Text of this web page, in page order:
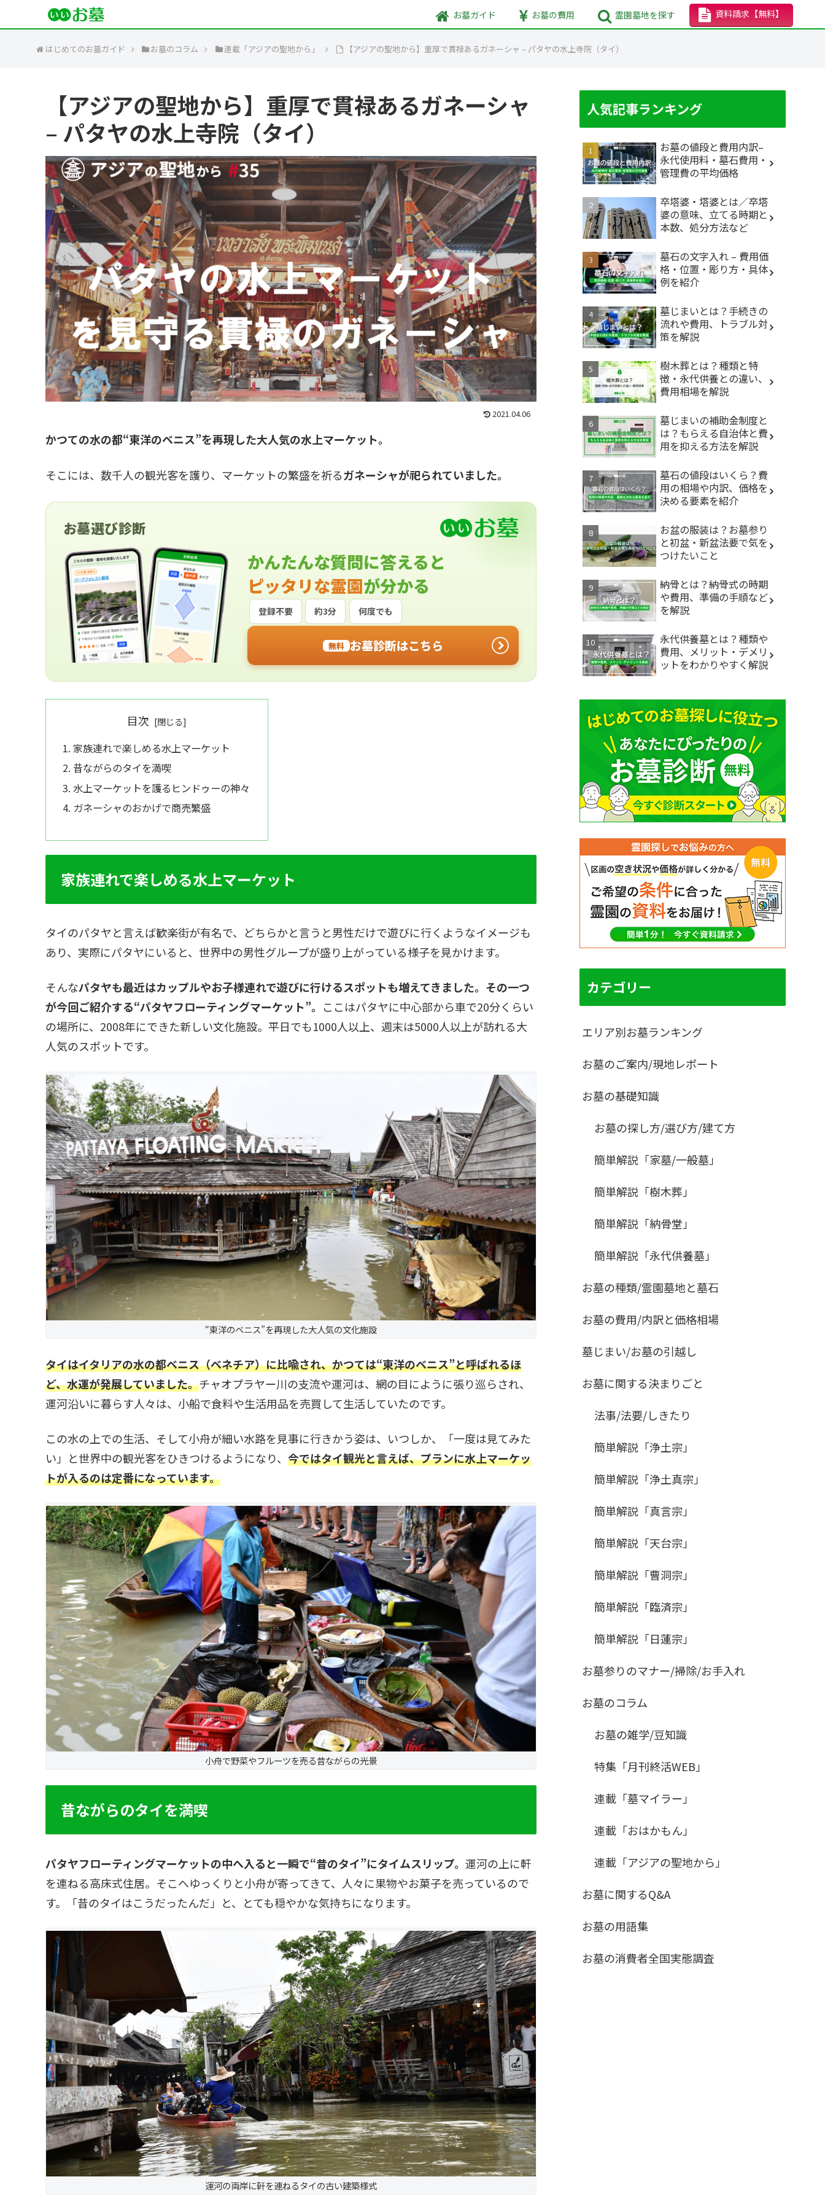
お墓ガイド お墓の費用 霊園墓地を探す 資料請求 【無料】
はじめてのお墓ガイド お墓のコラム 連載「アジアの聖地から」 【アジアの聖地から】重厚で貫禄あるガネーシャ – パタヤの水上寺院（タイ）
【アジアの聖地から】重厚で貫禄あるガネーシャ
– パタヤの水上寺院（タイ）
2021.04.06
かつての水の都“東洋のベニス”を再現した大人気の水上マーケット。
そこには、数千人の観光客を護り、マーケットの繁盛を祈るガネーシャが祀られていました。
お墓選び診断
かんたんな質問に答えると
ピッタリな霊園が分かる
登録不要 約3分 何度でも
無料 お墓診断はこちら
目次
家族連れで楽しめる水上マーケット
昔ながらのタイを満喫
水上マーケットを護るヒンドゥーの神々
ガネーシャのおかげで商売繁盛
家族連れで楽しめる水上マーケット
タイのパタヤと言えば歓楽街が有名で、どちらかと言うと男性だけで遊びに行くようなイメージも
あり、実際にパタヤにいると、世界中の男性グループが盛り上がっている様子を見かけます。
そんなパタヤも最近はカップルやお子様連れで遊びに行けるスポットも増えてきました。その一つ
が今回ご紹介する“パタヤフローティングマーケット”。 ここはパタヤに中心部から車で20分くらい
の場所に、2008年にできた新しい文化施設。平日でも1000人以上、週末は5000人以上が訪れる大
人気のスポットです。
“東洋のベニス”を再現した大人気の文化施設
タイはイタリアの水の都ベニス（ベネチア）に比喩され、かつては“東洋のベニス”と呼ばれるほ
ど、水運が発展していました。チャオプラヤー川の支流や運河は、網の目にように張り巡らされ、
運河沿いに暮らす人々は、小船で食料や生活用品を売買して生活していたのです。
この水の上での生活、そして小舟が細い水路を見事に行きかう姿は、いつしか、「一度は見てみた
い」と世界中の観光客をひきつけるようになり、 今ではタイ観光と言えば、プランに水上マーケッ
トが入るのは定番になっています。
小舟で野菜やフルーツを売る昔ながらの光景
昔ながらのタイを満喫
パタヤフローティングマーケットの中へ入ると一瞬で“昔のタイ”にタイムスリップ。 運河の上に軒
を連ねる高床式住居。そこへゆっくりと小舟が寄ってきて、人々に果物やお菓子を売っているので
す。「昔のタイはこうだったんだ」と、とても穏やかな気持ちになります。
運河の両岸に軒を連ねるタイの古い建築様式
人気記事ランキング
お墓の値段と費用内訳–
永代使用料・墓石費用・
管理費の平均価格
卒塔婆・塔婆とは／卒塔
婆の意味、立てる時期と
本数、処分方法など
墓石の文字入れ – 費用価
格・位置・彫り方・具体
例を紹介
墓じまいとは？手続きの
流れや費用、トラブル対
策を解説
樹木葬とは？種類と特
徴・永代供養との違い、
費用相場を解説
墓じまいの補助金制度と
は？もらえる自治体と費
用を抑える方法を解説
墓石の値段はいくら？費
用の相場や内訳、価格を
決める要素を紹介
お盆の服装は？お墓参り
と初盆・新盆法要で気を
つけたいこと
納骨とは？納骨式の時期
や費用、準備の手順など
を解説
永代供養墓とは？種類や
費用、メリット・デメリ
ットをわかりやすく解説
カテゴリー
エリア別お墓ランキング
お墓のご案内/現地レポート
お墓の基礎知識
お墓の探し方/選び方/建て方
簡単解説「家墓/一般墓」
簡単解説「樹木葬」
簡単解説「納骨堂」
簡単解説「永代供養墓」
お墓の種類/霊園墓地と墓石
お墓の費用/内訳と価格相場
墓じまい/お墓の引越し
お墓に関する決まりごと
法事/法要/しきたり
簡単解説「浄土宗」
簡単解説「浄土真宗」
簡単解説「真言宗」
簡単解説「天台宗」
簡単解説「曹洞宗」
簡単解説「臨済宗」
簡単解説「日蓮宗」
お墓参りのマナー/掃除/お手入れ
お墓のコラム
お墓の雑学/豆知識
特集「月刊終活WEB」
連載「墓マイラー」
連載「おはかもん」
連載「アジアの聖地から」
お墓に関するQ&A
お墓の用語集
お墓の消費者全国実態調査